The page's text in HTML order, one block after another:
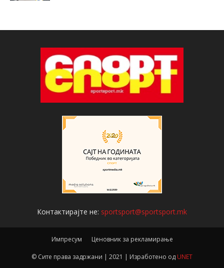
Контактирајте не: sportsport@sportsport.mk
Импресум Ценовник за рекламирање
© Сите права задржани | 2021 | Изработено од UNET